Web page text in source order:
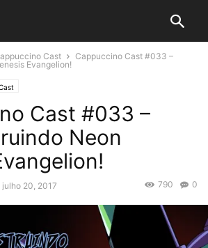
Cast
Cappuccino Cast #033 –
Evangelion!
Cast #033 –
Neon
julho 20, 2017 0
790